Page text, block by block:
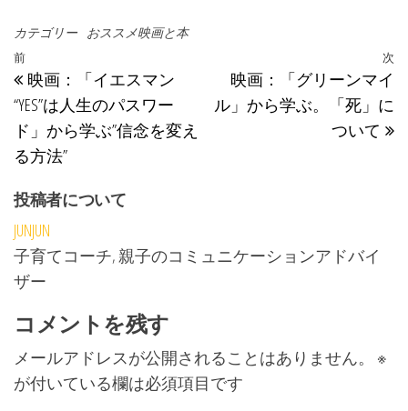
カテゴリー おススメ映画と本
投稿ナビゲーション
過去の投稿
前
映画：「イエスマン
“YES”は人生のパスワー
ド」から学ぶ”信念を変え
る方法”
次
映画：「グリーンマイ
ル」から学ぶ。「死」に
ついて
投稿者について
JUNJUN
子育てコーチ, 親子のコミュニケーションアドバイ
ザー
コメントを残す
メールアドレスが公開されることはありません。
※
が付いている欄は必須項目です